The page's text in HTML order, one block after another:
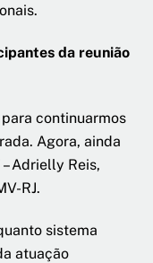
da reunião
continuarmos
Agora, ainda
Adrielly Reis,
RJ.
sistema
atuação